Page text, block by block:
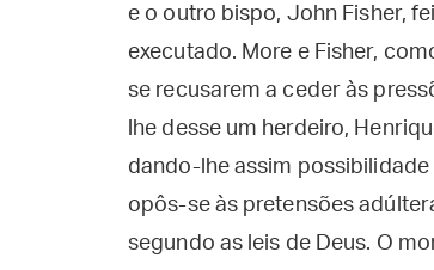
e o outro bispo, John Fisher,
executado. More e Fisher,
se recusarem a ceder às
lhe desse um herdeiro,
dando-lhe assim
opôs-se às pretensões
segundo as leis de Deus. O